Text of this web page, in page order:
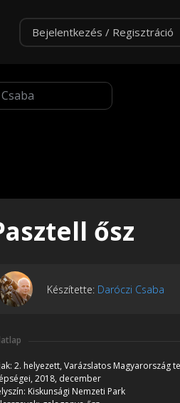
Bejelentkezés / Regisztráció
ősz
Készítette: Daróczi Csaba
2. helyezett, Varázslatos Magyarország
2018, december
Kiskunsági Nemzeti Park